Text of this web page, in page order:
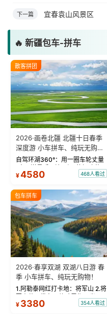
下一篇 宜春袁山风景区
🔥 新疆包车-拼车
散客拼团
2026·画卷北疆 北疆十日春季
深度游 小车拼车、纯玩无购
物！
自驾环湖360°：用一圈车轮丈量
“大西洋最后一滴眼泪”的极致蔚
蓝。 赛湖旅拍：甄选多款风格服
绝美瞬间。 赛湖坦克300跟车视
频：专业摄影师...
¥4580 468人看过
包车拼车
2026·春享双湖 双湖八日游 春
季 小车拼车、纯玩无购物！
1.阿勒泰网红打卡地：将军山 2.将
军山落日缆车，体验雪都风光 3.
将军山，夕阳派对，蹦迪party 4.
¥ 3380 354人看过